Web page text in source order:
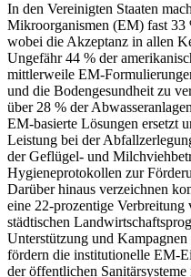
In den Vereinigten Staaten
Mikroorganismen (EM) fast 33
wobei die Akzeptanz in allen
Ungefähr 44 % der
mittlerweile EM-
und die Bodengesundheit zu
über 28 % der
EM-basierte Lösungen ersetzt
Leistung bei der
der Geflügel- und
Hygieneprotokollen zur
Darüber hinaus verzeichnen
eine 22-prozentige
städtischen
Unterstützung und
fördern die institutionelle EM-
der öffentlichen